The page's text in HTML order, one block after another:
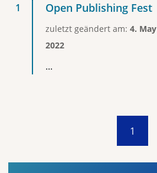
Open Publishing Fest
zuletzt geändert am: 4. May
2022
...
1